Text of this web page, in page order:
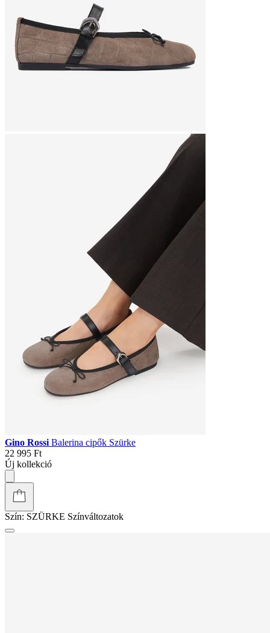
Gino Rossi Balerina cipők Szürke
22 995 Ft
Új kollekció
Szín: SZÜRKE Színváltozatok